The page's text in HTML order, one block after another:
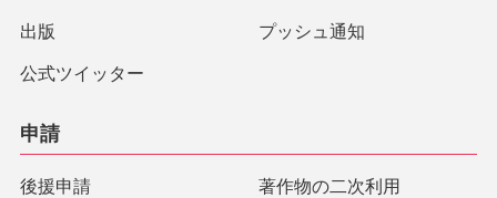
出版 プッシュ通知
公式ツイッター
申請
後援申請 著作物の二次利用